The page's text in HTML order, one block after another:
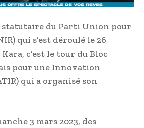
statutaire du Parti Union pour
qui s’est déroulé le 26
c’est le tour du Bloc
pour une Innovation
qui a organisé son
3 mars 2023, des